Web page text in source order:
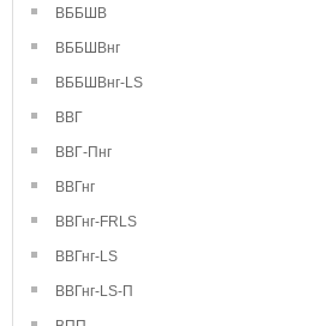
ВББШВ
ВББШВнг
ВББШВнг-LS
ВВГ
ВВГ-Пнг
ВВГнг
ВВГнг-FRLS
ВВГнг-LS
ВВГнг-LS-П